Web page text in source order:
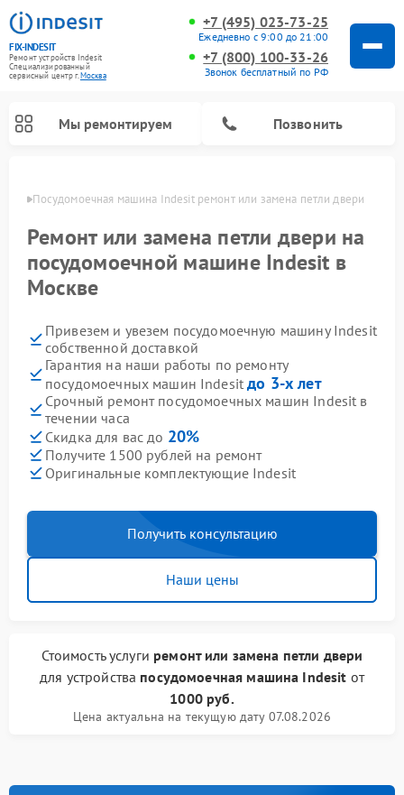
FIX-INDESIT
Ремонт устройств Indesit
Специализированный
cервисный центр г.Москва
+7 (495) 023-73-25
Ежедневно с 9:00 до 21:00
+7 (800) 100-33-26
Звонок бесплатный по РФ
Мы ремонтируем Позвонить
Посудомоечная машина Indesit ремонт или замена петли двери
Ремонт или замена петли двери на
посудомоечной машине Indesit в
Москве
Привезем и увезем посудомоечную машину Indesit
собственной доставкой
Гарантия на наши работы по ремонту
посудомоечных машин Indesitдо 3-х лет
Срочный ремонт посудомоечных машин Indesit в
течении часа
Скидка для вас до 20%
Получите 1500 рублей на ремонт
Оригинальные комплектующие Indesit
Получить консультацию
Наши цены
Стоимость услуги ремонт или замена петли двери
для устройства посудомоечная машина Indesit от
1000 руб.
Цена актуальна на текущую дату 07.08.2026